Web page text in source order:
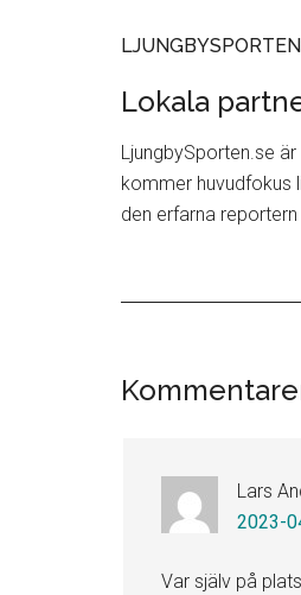
Lokala
LjungbySporten.se
kommer huvudfokus
den erfarna
Lars
2023-
Var själv på